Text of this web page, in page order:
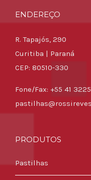
ENDEREÇO
R. Tapajós, 290
Curitiba | Paraná
CEP: 80510-330
Fone/Fax: +55 41
PRODUTOS
Pastilhas